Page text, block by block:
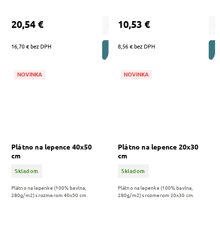
16,70 € bez DPH
20,54 €
DO KOŠÍKA
8,56 € bez DPH
10,53 €
NOVINKA
Plátno na lepence 40x50
cm
Skladom
Plátno na lepenke (100% bavlna,
280g/m2) s rozmerom 40x50 cm.
NOVINKA
Plátno na lepence 20x30
cm
Skladom
Plátno na lepenke (100% bavlna,
280g/m2) s rozmerom 20x30 cm.